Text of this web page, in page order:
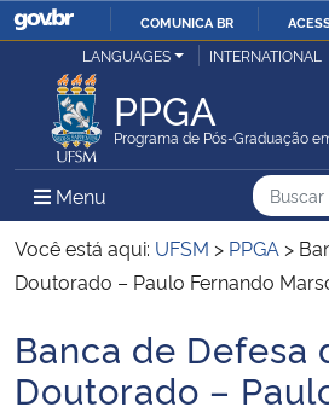
IR
COMUNICA BR
Ministério da Justiça e Segurança Pública
Ministério da Defesa
Ministério das Relações Exteriores
Ministério da Infraestrutura
LANGUAGES INTERNATIONAL
PPGA
Programa de Pós-Graduação
Menu Menu Principal do Sítio
Busca
Busca:
Você está aqui: UFSM > PPGA >
Doutorado – Paulo Fernando
Início do conteúdo
Banca de Defesa
Doutorado –